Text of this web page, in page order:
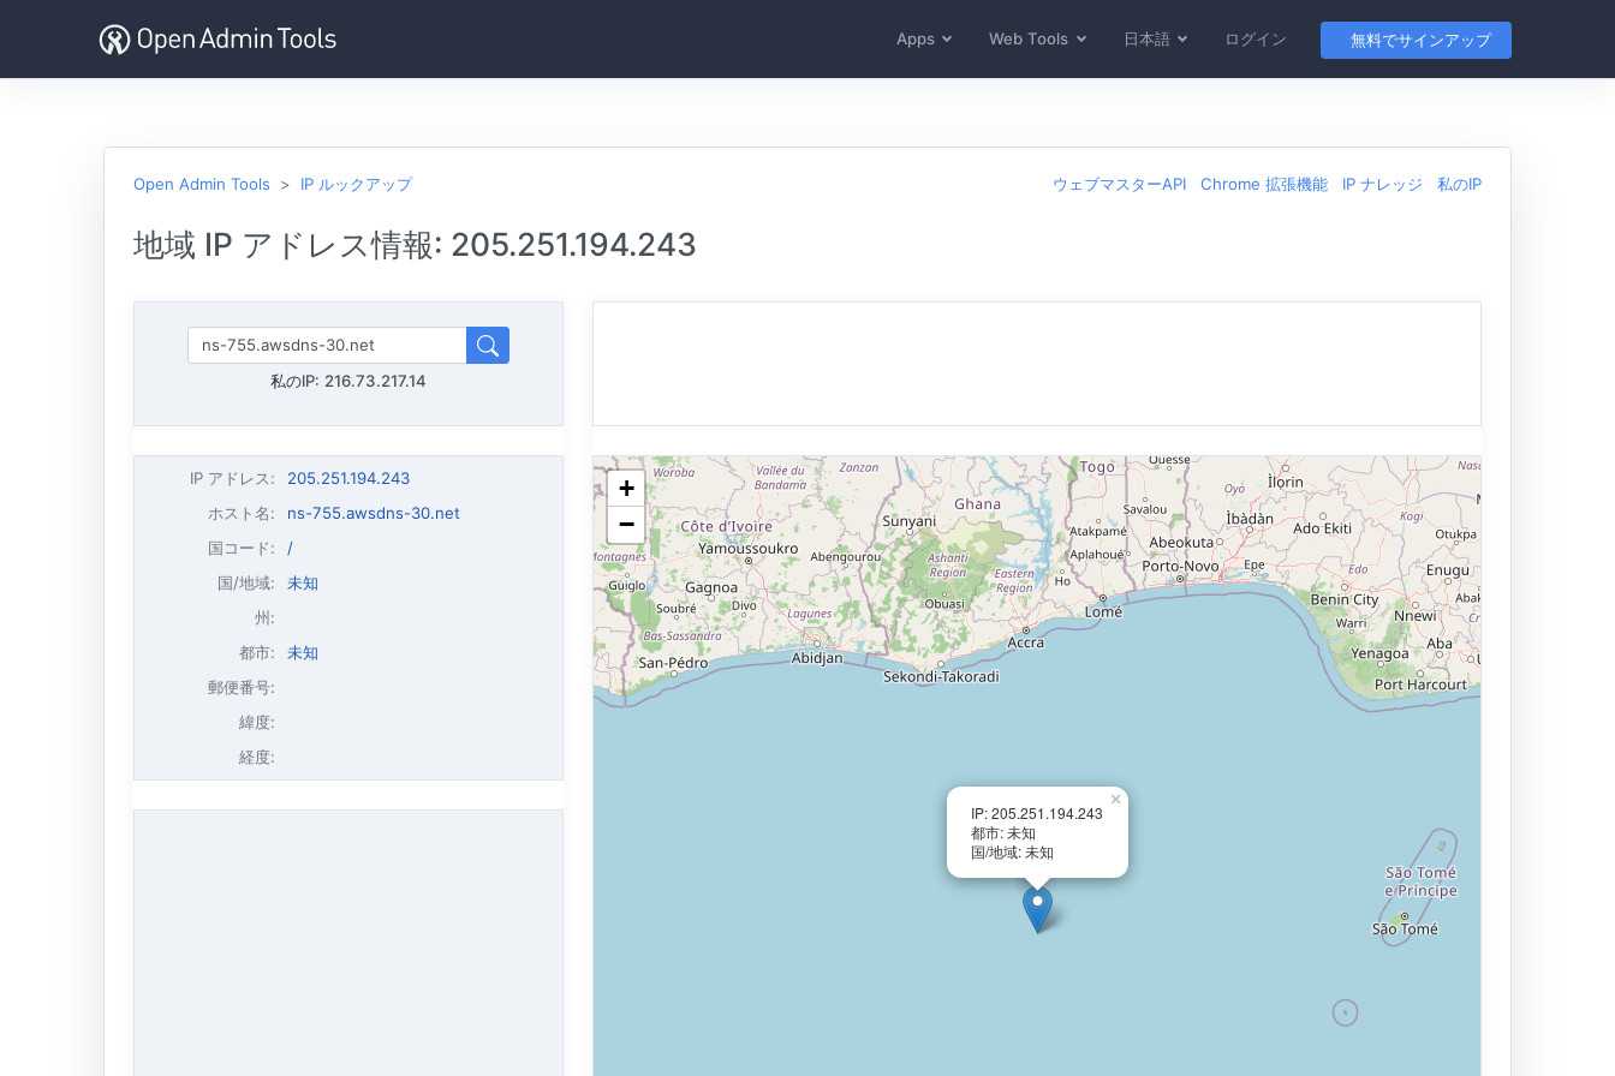
Apps Web Tools 日本語 ログイン 無料でサインアップ
Open Admin Tools IP ルックアップ ウェブマスターAPI Chrome 拡張機能 IP ナレッジ 私のIP
地域 IP アドレス情報: 205.251.194.243
私のIP: 216.73.217.14
IP アドレス:
205.251.194.243
ホスト名:
ns-755.awsdns-30.net
国コード:
/
国/地域:
未知
州:
都市:
未知
郵便番号:
緯度:
経度:
IP: 205.251.194.243
都市: 未知
国/地域: 未知
×
+
−